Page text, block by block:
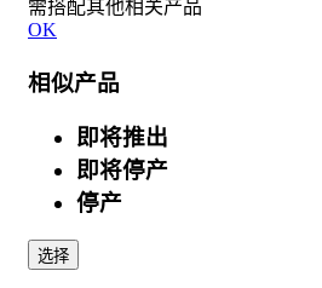
需搭配其他相关产品
OK
相似产品
即将推出
即将停产
停产
选择